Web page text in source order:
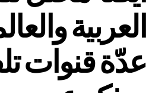
العربية
عدّة قنوات